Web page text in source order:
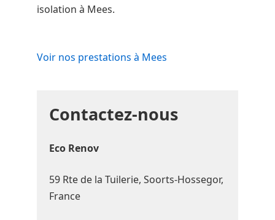
isolation à Mees.
Voir nos prestations à Mees
Contactez-nous
Eco Renov
59 Rte de la Tuilerie, Soorts-Hossegor,
France